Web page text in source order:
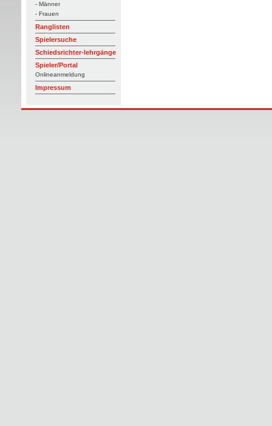
- Männer
- Frauen
Ranglisten
Spielersuche
Schiedsrichter-lehrgänge
Spieler/Portal
Onlineanmeldung
Impressum